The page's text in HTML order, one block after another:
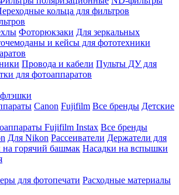
кольца для фильтров
Фоторюкзаки Для зеркальных
и кейсы для фототехники
Провода и кабели Пульты ДУ для
для фотоаппаратов
Canon Fujifilm Все бренды Детские
Fujifilm Instax Все бренды
Для Nikon Рассеиватели Держатели для
горячий башмак Насадки на вспышки
для фотопечати Расходные материалы